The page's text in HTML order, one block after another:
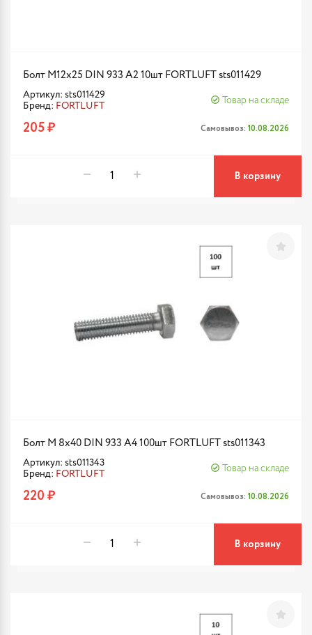
Болт М12х25 DIN 933 A2 10шт FORTLUFT sts011429
Артикул: sts011429
Бренд: FORTLUFT
Товар на складе
205 ₽ Самовывоз: 10.08.2026
В корзину
Болт М 8х40 DIN 933 A4 100шт FORTLUFT sts011343
Артикул: sts011343
Бренд: FORTLUFT
Товар на складе
220 ₽ Самовывоз: 10.08.2026
В корзину